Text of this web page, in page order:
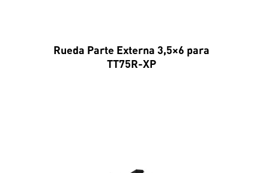
Rueda Parte Externa 3,5×6 para
TT75R-XP